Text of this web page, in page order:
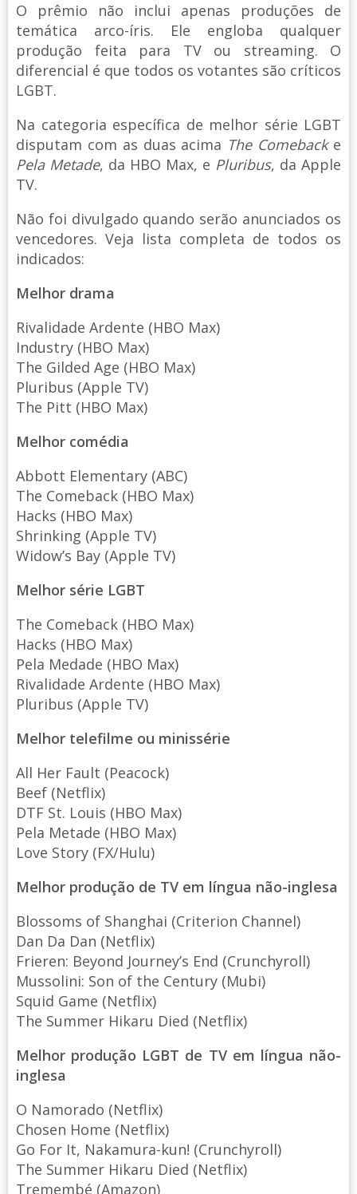
O prêmio não inclui apenas produções de
temática arco-íris. Ele engloba qualquer
produção feita para TV ou streaming. O
diferencial é que todos os votantes são críticos
LGBT.
Na categoria específica de melhor série LGBT
disputam com as duas acima The Comebacke
Pela Metade, da HBO Max, e Pluribus, da Apple
TV.
Não foi divulgado quando serão anunciados os
vencedores. Veja lista completa de todos os
indicados:
Melhor drama
Rivalidade Ardente (HBO Max)
Industry (HBO Max)
The Gilded Age (HBO Max)
Pluribus (Apple TV)
The Pitt (HBO Max)
Melhor comédia
Abbott Elementary (ABC)
The Comeback (HBO Max)
Hacks (HBO Max)
Shrinking (Apple TV)
Widow’s Bay (Apple TV)
Melhor série LGBT
The Comeback (HBO Max)
Hacks (HBO Max)
Pela Medade (HBO Max)
Rivalidade Ardente (HBO Max)
Pluribus (Apple TV)
Melhor telefilme ou minissérie
All Her Fault (Peacock)
Beef (Netflix)
DTF St. Louis (HBO Max)
Pela Metade (HBO Max)
Love Story (FX/Hulu)
Melhor produção de TV em língua não-inglesa
Blossoms of Shanghai (Criterion Channel)
Dan Da Dan (Netflix)
Frieren: Beyond Journey’s End (Crunchyroll)
Mussolini: Son of the Century (Mubi)
Squid Game (Netflix)
The Summer Hikaru Died (Netflix)
Melhor produção LGBT de TV em língua não-
inglesa
O Namorado (Netflix)
Chosen Home (Netflix)
Go For It, Nakamura-kun! (Crunchyroll)
The Summer Hikaru Died (Netflix)
Tremembé (Amazon)